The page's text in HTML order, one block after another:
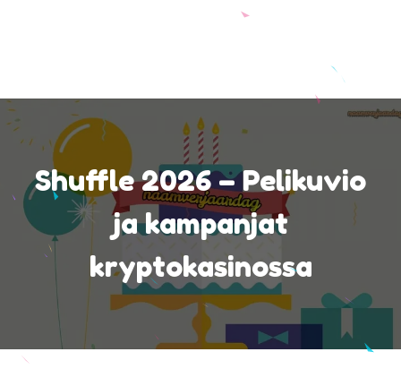
Shuffle 2026 – Pelikuvio
ja kampanjat
kryptokasinossa